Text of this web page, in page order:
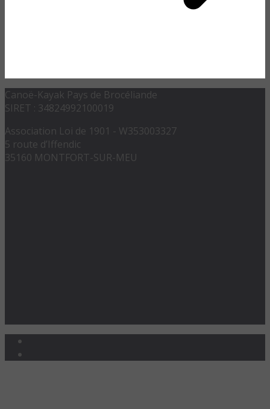
Canoë-Kayak Pays de Brocéliande
SIRET : 34824992100019
Association Loi de 1901 - W353003327
5 route d’Iffendic
35160 MONTFORT-SUR-MEU